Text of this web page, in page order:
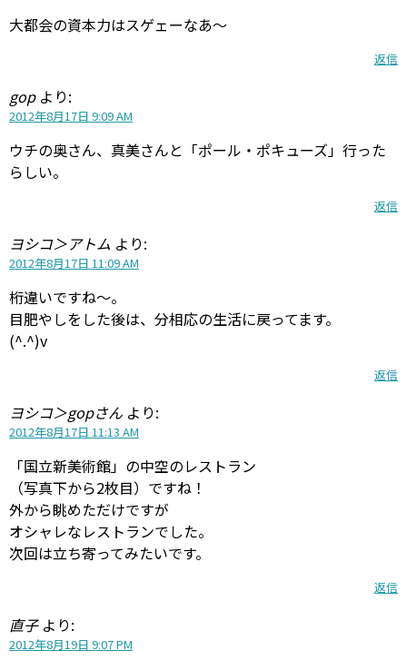
大都会の資本力はスゲェーなあ～
返信
gop より:
2012年8月17日 9:09 AM
ウチの奥さん、真美さんと「ポール・ポキューズ」行った
らしい。
返信
ヨシコ＞アトム より:
2012年8月17日 11:09 AM
桁違いですね〜。
目肥やしをした後は、分相応の生活に戻ってます。
(^.^)v
返信
ヨシコ＞gopさん より:
2012年8月17日 11:13 AM
「国立新美術館」の中空のレストラン
（写真下から2枚目）ですね！
外から眺めただけですが
オシャレなレストランでした。
次回は立ち寄ってみたいです。
返信
直子 より:
2012年8月19日 9:07 PM